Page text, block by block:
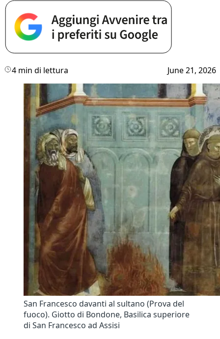
4 min di lettura June 21, 2026
San Francesco davanti al sultano (Prova del
fuoco). Giotto di Bondone, Basilica superiore
di San Francesco ad Assisi